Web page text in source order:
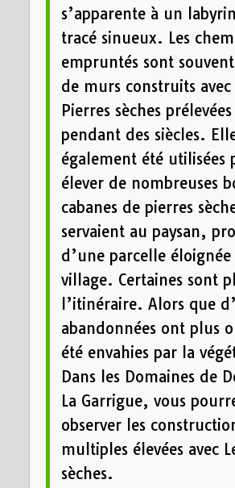
s’apparente à un
tracé sinueux. Les
empruntés sont
de murs construits avec
Pierres sèches prélevées
pendant des siècles.
également été utilisées
élever de nombreuses
cabanes de pierres
servaient au paysan,
d’une parcelle
village. Certaines sont
l’itinéraire. Alors que
abandonnées ont plus
été envahies par la
Dans les Domaines de
La Garrigue, vous
observer les
multiples élevées avec
sèches.